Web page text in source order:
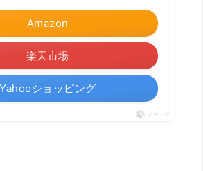
Amazon
楽天市場
Yahooショッピング
ポチップ